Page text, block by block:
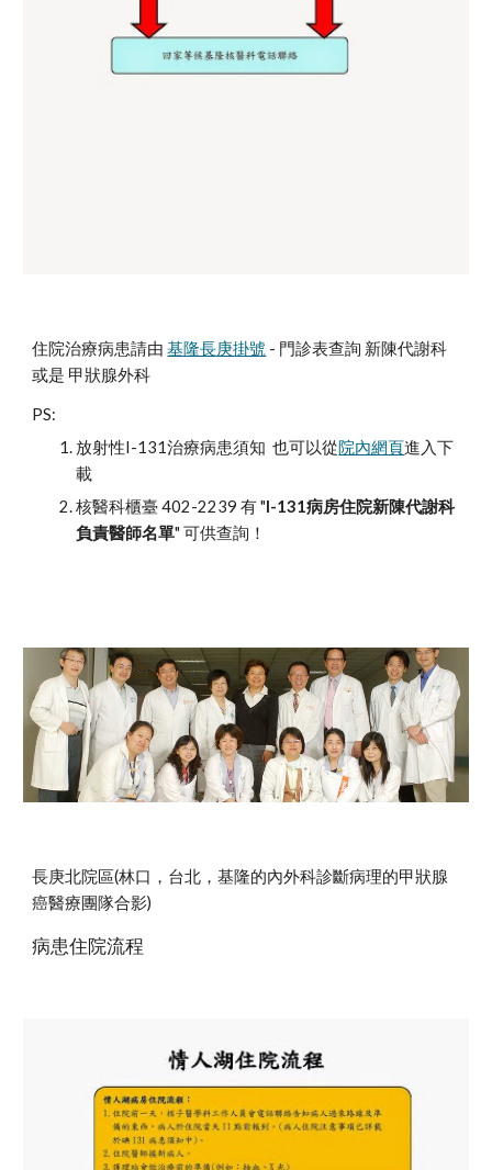
住院治療病患請由 基隆長庚掛號 - 門診表查詢 新陳代謝科
或是 甲狀腺外科
PS:
放射性I-131治療病患須知  也可以從院內網頁進入下
載
核醫科櫃臺 402-2239 有 "I-131病房住院新陳代謝科
負責醫師名單" 可供查詢！
長庚北院區(林口，台北，基隆的內外科診斷病理的甲狀腺
癌醫療團隊合影)
病患住院流程